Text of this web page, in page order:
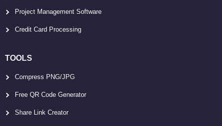
Project Management Software
Credit Card Processing
TOOLS
Compress PNG/JPG
Free QR Code Generator
Share Link Creator